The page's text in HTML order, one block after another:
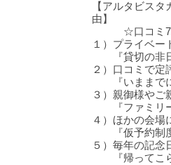
【アルタビス
由】
☆口コミ7
１）プライベー
『貸切の非日
２）口コミで定
『いままでに
３）親御様やご
『ファミリー
４）ほかの会場
『仮予約制度
５）毎年の記念
『帰ってこら